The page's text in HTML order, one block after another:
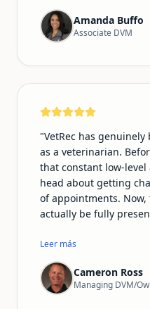
conversations in the
impressed with the
recorded on my
knowing I can record
ultrasounds/xray
Amanda Buffo
Associate DVM
"VetRec has
as a veterinarian.
that constant low-
head about getting
of appointments.
actually be fully
drafting notes the
produces are
more professional
myself. I'm getting
Leer más
Cameron Ross
Managing DVM/